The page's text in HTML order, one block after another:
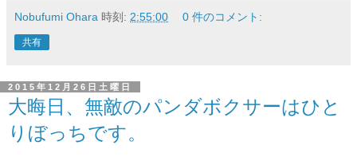
Nobufumi Ohara 時刻: 2:55:00 0 件のコメント:
共有
2015年12月26日土曜日
大晦日、無敵のパンダボクサーはひと
りぼっちです。